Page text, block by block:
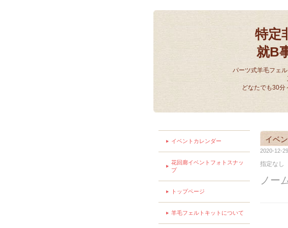
特定
就B
パーツ式羊毛フェ
どなたでも30分
イベ
2020-12-
指定なし
ノー
イベントカレンダー
花回廊イベントフォトスナッ
プ
トップページ
羊毛フェルトキットについて